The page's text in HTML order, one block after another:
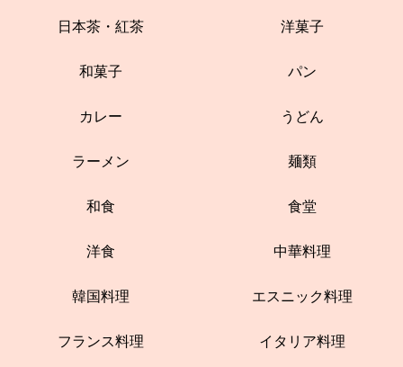
日本茶・紅茶 洋菓子
和菓子 パン
カレー うどん
ラーメン 麺類
和食 食堂
洋食 中華料理
韓国料理 エスニック料理
フランス料理 イタリア料理